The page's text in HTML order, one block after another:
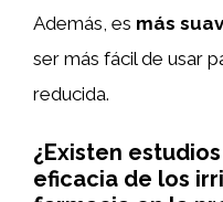
Además, es más
ser más fácil de usar
reducida.
¿Existen
eficacia de los